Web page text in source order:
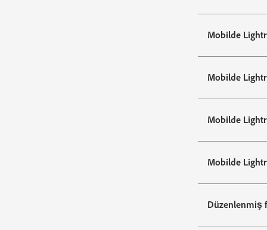
Mobilde
Mobilde
Mobilde
Mobilde
Düzenlenmiş